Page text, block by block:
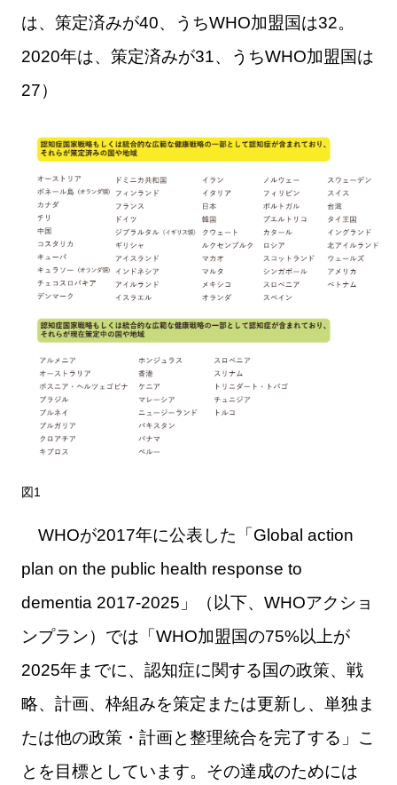
は、策定済みが40、うちWHO加盟国は32。
2020年は、策定済みが31、うちWHO加盟国は
27）
図1
WHOが2017年に公表した「Global action
plan on the public health response to
dementia 2017-2025」（以下、WHOアクショ
ンプラン）では「WHO加盟国の75%以上が
2025年までに、認知症に関する国の政策、戦
略、計画、枠組みを策定または更新し、単独ま
たは他の政策・計画と整理統合を完了する」こ
とを目標としています。その達成のためには